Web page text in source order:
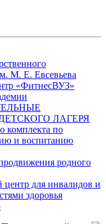
М. Е. Евсевьева
«ФитнесВУЗ»
ЛАГЕРЯ
комплекта по
и воспитанию
родного
центр для инвалидов и
здоровья